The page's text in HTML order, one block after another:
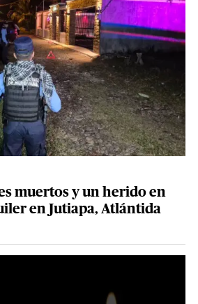
muertos y un herido en
en Jutiapa, Atlántida